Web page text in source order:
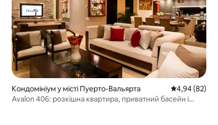
Кондомініум у місті Пуерто-Вальярта Середня
4,94 (82)
Avalon 406: розкішна квартира, приватний басейн і